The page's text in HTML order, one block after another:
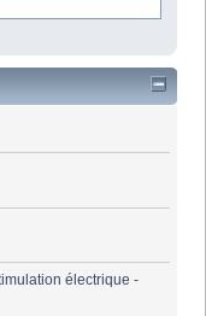
électrique -